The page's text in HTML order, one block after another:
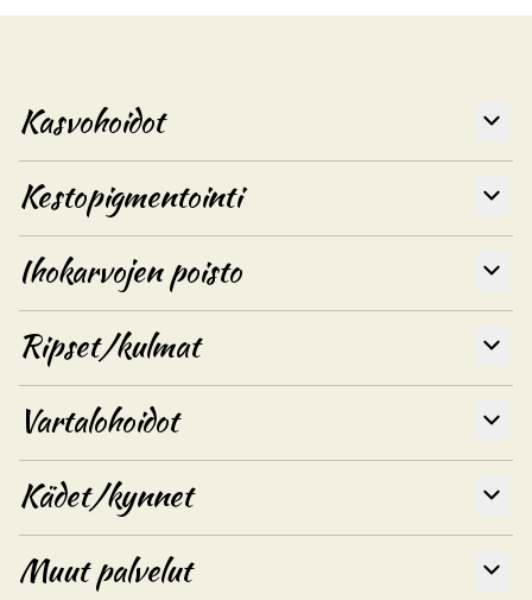
Kasvohoidot
Kestopigmentointi
Ihokarvojen poisto
Ripset/kulmat
Vartalohoidot
Kädet/kynnet
Muut palvelut